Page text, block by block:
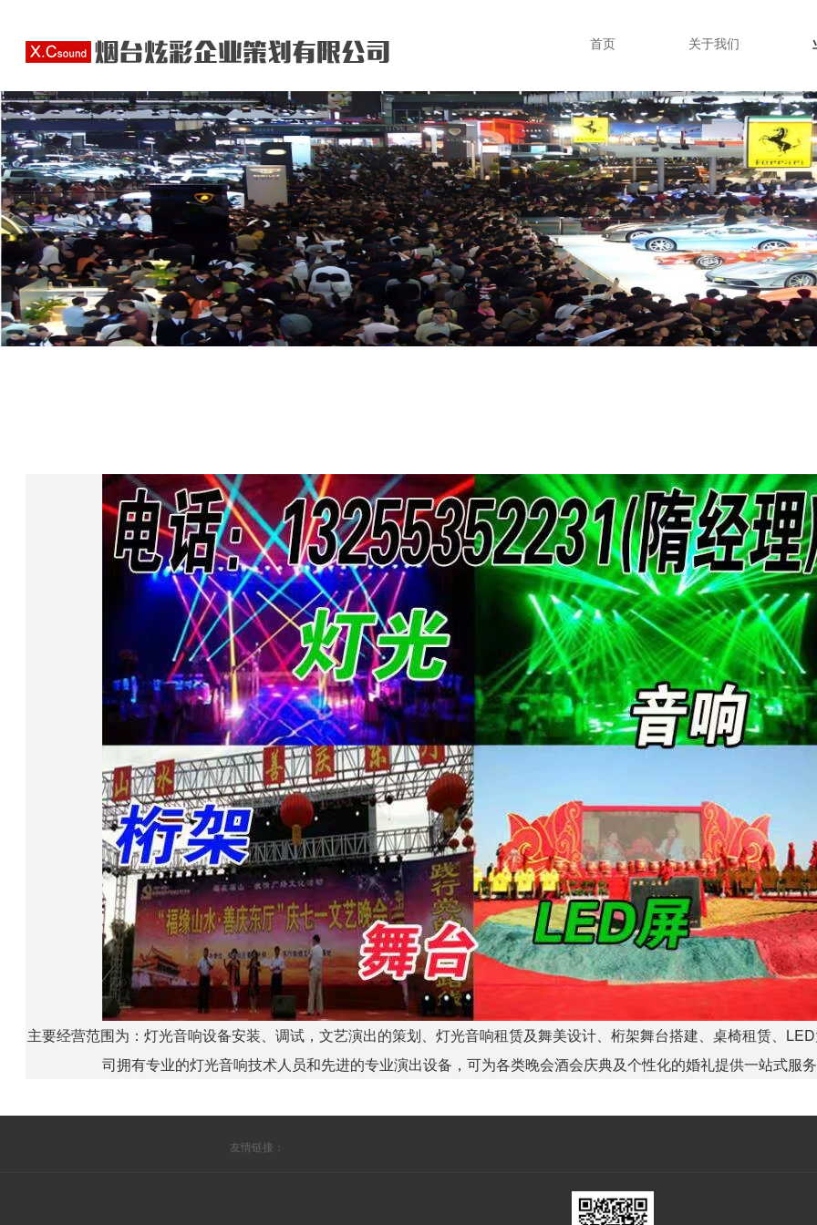
首页 关于我们
主要经营范围为：灯光音响设备安装、调试，文艺演出的策划、灯光音响租赁及舞美设计、桁架舞台搭建、桌椅租赁、
司拥有专业的灯光音响技术人员和先进的专业演出设备，可为各类晚会酒会庆典及个性化的婚礼提供一站式服
友情链接：